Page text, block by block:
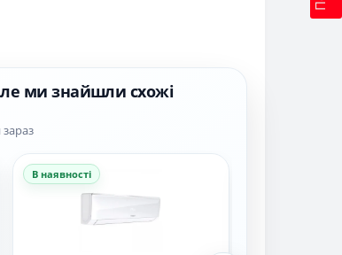
ми знайшли схожі
В наявності